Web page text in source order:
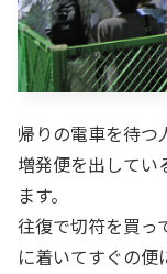
帰りの電車を待つ
増発便を出してい
ます。
往復で切符を買っ
に着いてすぐの